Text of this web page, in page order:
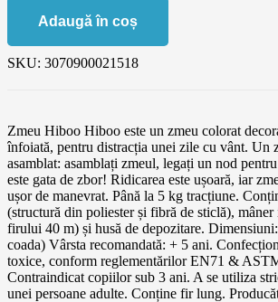
Adaugă în coș
SKU: 3070900021518
Zmeu Hiboo Hiboo este un zmeu colorat
înfoiată, pentru distracția unei zile cu vânt. Un
asamblat: asamblați zmeul, legați un nod
este gata de zbor! Ridicarea este ușoară, iar
ușor de manevrat. Până la 5 kg tracțiune.
(structură din poliester și fibră de sticlă),
firului 40 m) și husă de depozitare.
coada) Vârsta recomandată: + 5 ani.
toxice, conform reglementărilor EN71 &
Contraindicat copiilor sub 3 ani. A se utiliza
unei persoane adulte. Conține fir lung.